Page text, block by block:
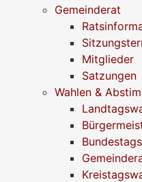
Gemeinderat
Mitglieder
Satzungen
Wahlen &